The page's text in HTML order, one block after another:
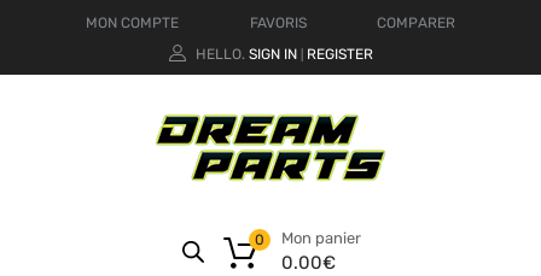
MON COMPTE FAVORIS
COMPARER
HELLO. SIGN IN REGISTER
Mon panier
0.00€
0